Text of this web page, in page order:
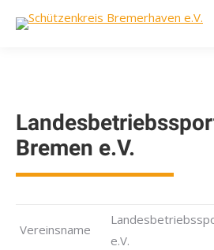
Bremen e.V.
Vereinsname
e.V.